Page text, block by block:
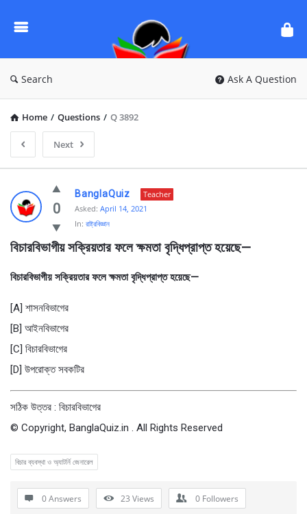
Questions
Search Ask A Question
Home / Questions / Q 3892
Next
Ask
Questions
BanglaQuiz
Latest
0
BanglaQuiz
Teacher
Asked: April 14, 2021
In: রাষ্ট্রবিজ্ঞান
বিচারবিভাগীয় সক্রিয়তার ফলে ক্ষমতা বৃদ্ধিপ্রাপ্ত হয়েছে—
বিচারবিভাগীয় সক্রিয়তার ফলে ক্ষমতা বৃদ্ধিপ্রাপ্ত হয়েছে—
[A] শাসনবিভাগের
[B] আইনবিভাগের
[C] বিচারবিভাগের
[D] উপরােক্ত সবকটির
সঠিক উত্তর : বিচারবিভাগের
© Copyright, BanglaQuiz.in . All Rights Reserved
বিচার ব্যবস্থা ও অ্যাটর্নি জেনারেল
0 Answers 23 Views 0 Followers